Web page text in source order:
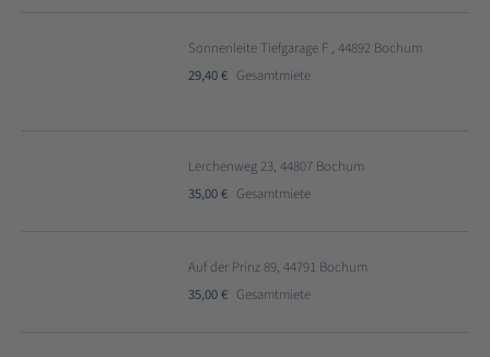
Sonnenleite Tiefgarage F , 44892 Bochum
29,40 € Gesamtmiete
Lerchenweg 23, 44807 Bochum
35,00 € Gesamtmiete
Auf der Prinz 89, 44791 Bochum
35,00 € Gesamtmiete